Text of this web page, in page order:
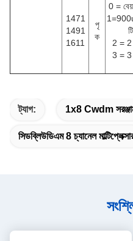
1471
1491
1611
পৃ
ক
0 =
2 = 2
3 = 3
ট্যাগ: 1x8 Cwdm
সিডব্লিউডিএম 8 চ্যানেল